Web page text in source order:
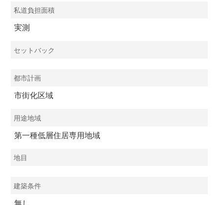
私道負担面積
実測
セットバック
都市計画
市街化区域
用途地域
第一種低層住居専用地域
地目
建築条件